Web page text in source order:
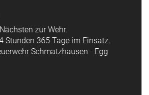
zur Wehr.
Stunden 365 Tage im Einsatz.
Schmatzhausen - Egg